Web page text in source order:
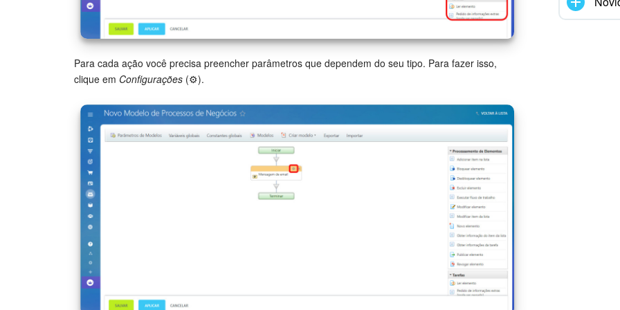
Para cada ação você precisa preencher parâmetros que dependem do seu tipo. Para fazer isso,
clique em Configurações (⚙️).